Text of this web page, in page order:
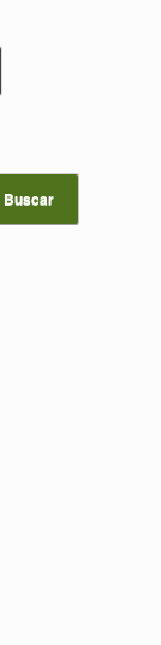
Buscar